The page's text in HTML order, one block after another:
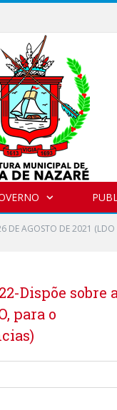
DE AGOSTO DE 2021
Dispõe sobre
para o